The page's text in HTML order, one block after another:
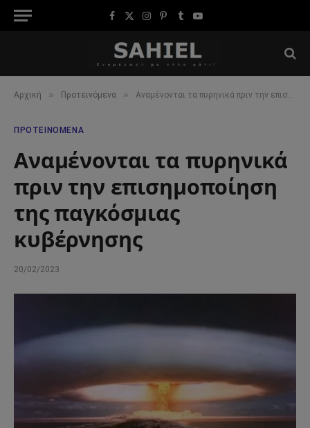
Facebook
X
Instagram
Pinterest
TumblrYouTube
Αρχική » Προτεινόμενα » Αναμένονται τα πυρηνικά πριν την επισημοποίηση της παγκόσμιας κυβέρνησης
ΠΡΟΤΕΙΝΌΜΕΝΑ
Αναμένονται τα πυρηνικά
πριν την επισημοποίηση
της παγκόσμιας
κυβέρνησης
20/02/2023